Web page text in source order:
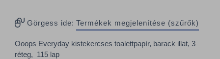
Görgess ide: Termékek megjelenítése (szűrők)
Ooops Everyday kistekercses toalettpapír, barack illat, 3
réteg, 115 lap